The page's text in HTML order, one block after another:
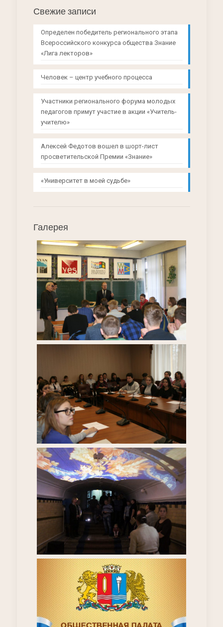
Свежие записи
Определен победитель регионального этапа
Всероссийского конкурса общества Знание
«Лига лекторов»
Человек – центр учебного процесса
Участники регионального форума молодых
педагогов примут участие в акции «Учитель-
учителю»
Алексей Федотов вошел в шорт-лист
просветительской Премии «Знание»
«Университет в моей судьбе»
Галерея